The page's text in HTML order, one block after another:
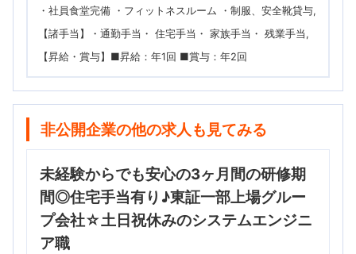
・社員食堂完備 ・フィットネスルーム ・制服、安全靴貸与
【諸手当】・通勤手当・ 住宅手当・ 家族手当・ 残業手当
【昇給・賞与】■昇給：年1回 ■賞与：年2回
非公開企業の他の求人も見てみる
未経験からでも安心の3ヶ月間の研修期
間◎住宅手当有り♪東証一部上場グルー
プ会社☆土日祝休みのシステムエンジニ
ア職